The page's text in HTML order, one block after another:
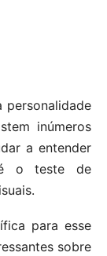
personalidade
inúmeros
a entender
é o teste de
para esse
sobre